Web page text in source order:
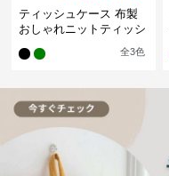
ティッシュケース 布製
おしゃれニットティッシ
全3色